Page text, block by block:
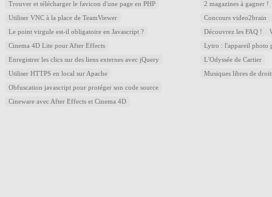
Trouver et télécharger le favicon d'une page en PHP
Utiliser VNC à la place de TeamViewer
Le point virgule est-il obligatoire en Javascript ?
Cinema 4D Lite pour After Effects
Enregistrer les clics sur des liens externes avec jQuery
Utiliser HTTPS en local sur Apache
Obfuscation javascript pour protéger son code source
Cineware avec After Effects et Cinema 4D
2 magazines à gagner !
Concours video2brain
Découvrez les FAQ !
Lytro : l'appareil photo
L'Odyssée de Cartier
Musiques libres de